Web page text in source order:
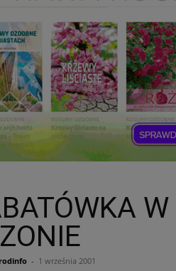
- 1 września 2001